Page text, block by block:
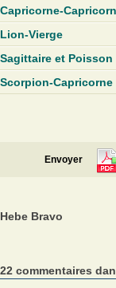
Capricorne-
Lion-Vierge
Sagittaire et Poisson
Scorpion-Capricorne
Envoyer
Hebe Bravo
22 commentaires